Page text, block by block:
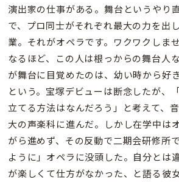
演出家の仕事がある。舞台というやり
で、プロ同士がそれぞれ最大の力を出
業。それがオペラです。ワクワクしませ
なるほど、この人は根っからの舞台人
が舞台に目覚めたのは、幼い時から好
という。宝塚デビューは断念したが、
立てる方法はなんだろう」と考えて、
大の声楽科に進んだ。しかし在学中は
がら進めず、その反動で二期会研修所
ように」オペラに没頭した。自分とは
が楽しくて仕方がなかった、と語る彼